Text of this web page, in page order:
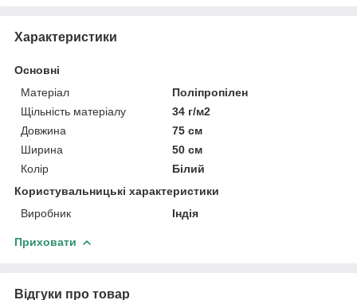
Характеристики
Основні
Матеріал
Поліпропілен
Щільність матеріалу
34 г/м2
Довжина
75 см
Ширина
50 см
Колір
Білий
Користувальницькі характеристики
Виробник
Індія
Приховати
Відгуки про товар